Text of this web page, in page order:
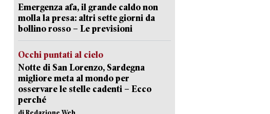
Emergenza afa, il grande caldo non
molla la presa: altri sette giorni da
bollino rosso – Le previsioni
Occhi puntati al cielo
Notte di San Lorenzo, Sardegna
migliore meta al mondo per
osservare le stelle cadenti – Ecco
perché
di Redazione Web